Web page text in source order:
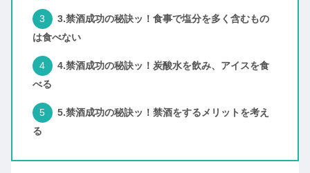
3.禁酒成功の秘訣ッ！食事で塩分を多く含むもの
は食べない
4.禁酒成功の秘訣ッ！炭酸水を飲み、アイスを食
べる
5.禁酒成功の秘訣ッ！禁酒をするメリットを考え
る